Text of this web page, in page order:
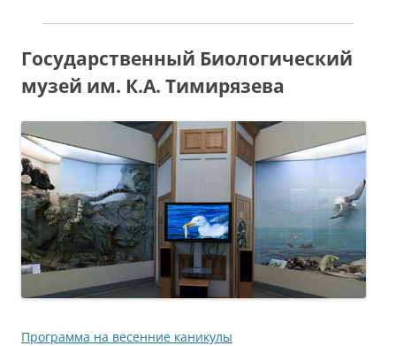
Государственный Биологический
музей им. К.А. Тимирязева
Программа на весенние каникулы